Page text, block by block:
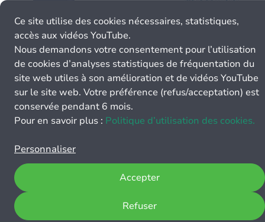
Ce site utilise des cookies nécessaires, statistiques,
accès aux vidéos YouTube.
Nous demandons votre consentement pour l’utilisation
de cookies d’analyses statistiques de fréquentation du
site web utiles à son amélioration et de vidéos YouTube
sur le site web. Votre préférence (refus/acceptation) est
conservée pendant 6 mois.
Pour en savoir plus : Politique d’utilisation des cookies.
Personnaliser
Refuser
Accepter